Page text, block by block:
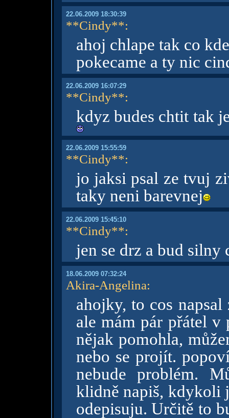
22.06.2009 18:30:39
**Cindy**:
ahoj chlape tak co
pokecame a ty nic
22.06.2009 16:07:29
**Cindy**:
kdyz budes chtit tak
22.06.2009 15:55:59
**Cindy**:
jo jaksi psal ze tvuj
taky neni barevnej
22.06.2009 15:45:10
**Cindy**:
jen se drz a bud silny
18.06.2009 07:32:24
Akira-Angelina:
ahojky, to cos
ale mám pár přátel v
nějak pomohla,
nebo se projít.
nebude problém.
klidně napiš, kdykoli
odepisuju. Určitě to